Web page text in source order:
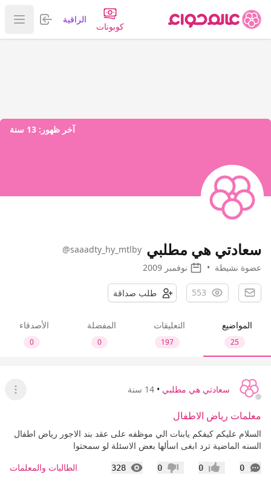
كوبونات
الراقية تسجيل
عرض
آخر ظهور: 13 سنة
سعادتي هي مطلبي @saaadty_hy_mtlby
عضوة نشيطة • نوفمبر 2009
553 طلب صداقة
المواضيع
25
التعليقات
197
المفضلة
0
الأصدقاء
0
سعادتي هي مطلبي • 14 سنة
عرض
معلمات رياض الاطفال
السلام عليكم كيفكم يابنات الي موظفه على عقد بند الاجور رياض اطفال
السنه الماضية ترد ابغى اسألها بعض الاسئلة لو سمحتوا
0
التعليقات إعجاب0 عدم إعجاب
0
328
المشاهدات الطالبات والمعلمات